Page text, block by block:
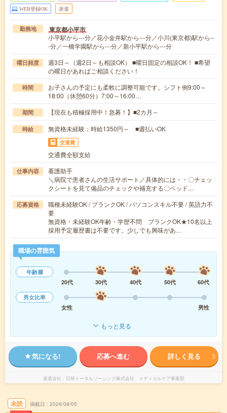
WEB登録OK 派遣
勤務地 東京都小平市
小平駅から---分／花小金井駅から---分／小川(東京都)駅から--
-分／一橋学園駅から---分／新小平駅から---分
曜日頻度
週3日～（週2日～も相談OK） ■曜日固定の相談OK！ ■希望
の曜日があればご相談ください！
時間
お子さんの予定にも柔軟に調整可能です。シフト例9:00～
18:00（休憩60分）7:00～16:00…
期間 【現在も積極採用中！急募！】■2カ月～
時給 無資格未経験：時給1350円～ ■週払いOK
交通費
交通費全額支給
仕事内容
看護助手
＼病院で患者さんの生活サポート／具体的には・・〇チェッ
クシートを見て備品のチェックや補充する〇ベッド…
応募資格
職種未経験OK / ブランクOK / パソコンスキル不要 / 英語力不
要
無資格・未経験OK年齢・学歴不問 ブランクOK★10名以上
採用予定履歴書は不要です。少しでも興味があ…
職場の雰囲気
年齢層
20代
30代 40代 50代
60代
男女比率
女性
男性
もっと見る
気になる! 応募へ進む 詳しく見る
派遣会社 日研トータルソーシング株式会社 メディカルケア事業部
未読 掲載日 2026/08/05